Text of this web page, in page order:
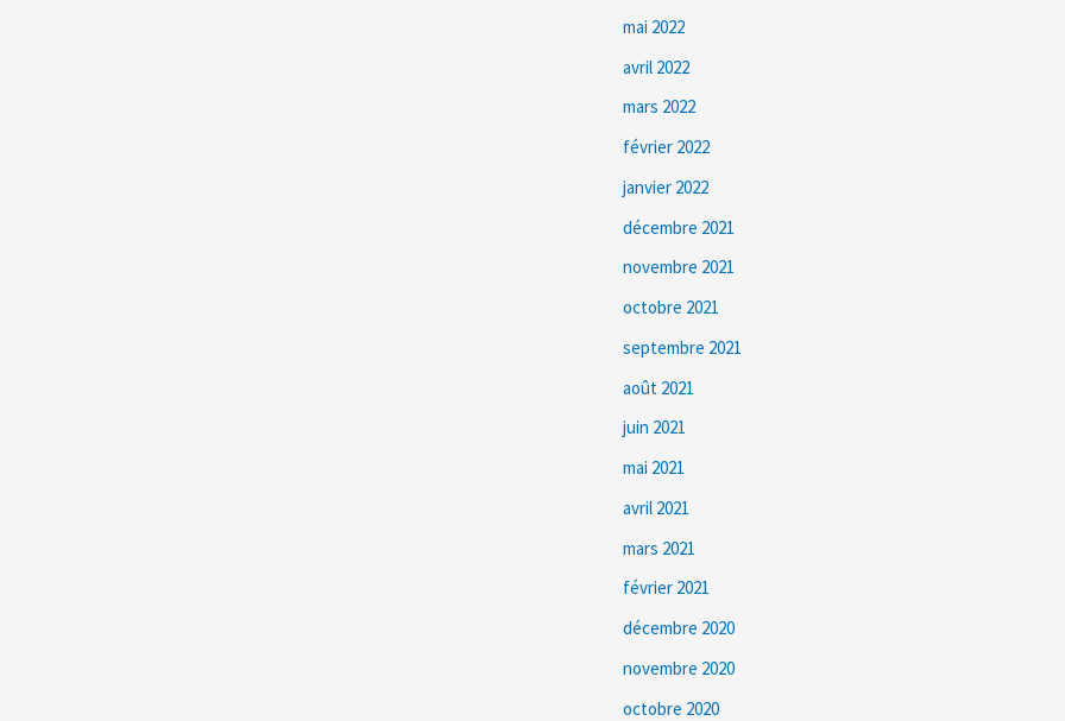
mai 2022
avril 2022
mars 2022
février 2022
janvier 2022
décembre 2021
novembre 2021
octobre 2021
septembre 2021
août 2021
juin 2021
mai 2021
avril 2021
mars 2021
février 2021
décembre 2020
novembre 2020
octobre 2020